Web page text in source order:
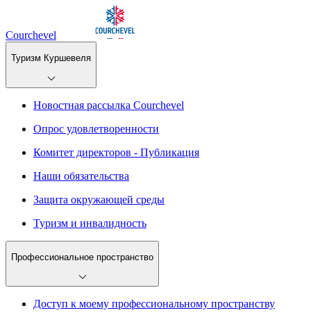
Courchevel
Туризм Куршевеля
Новостная рассылка Courchevel
Опрос удовлетворенности
Комитет директоров - Публикация
Наши обязательства
Защита окружающей среды
Туризм и инвалидность
Профессиональное пространство
Доступ к моему профессиональному пространству